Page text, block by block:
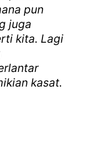
pun
juga
kita. Lagi
kasat.